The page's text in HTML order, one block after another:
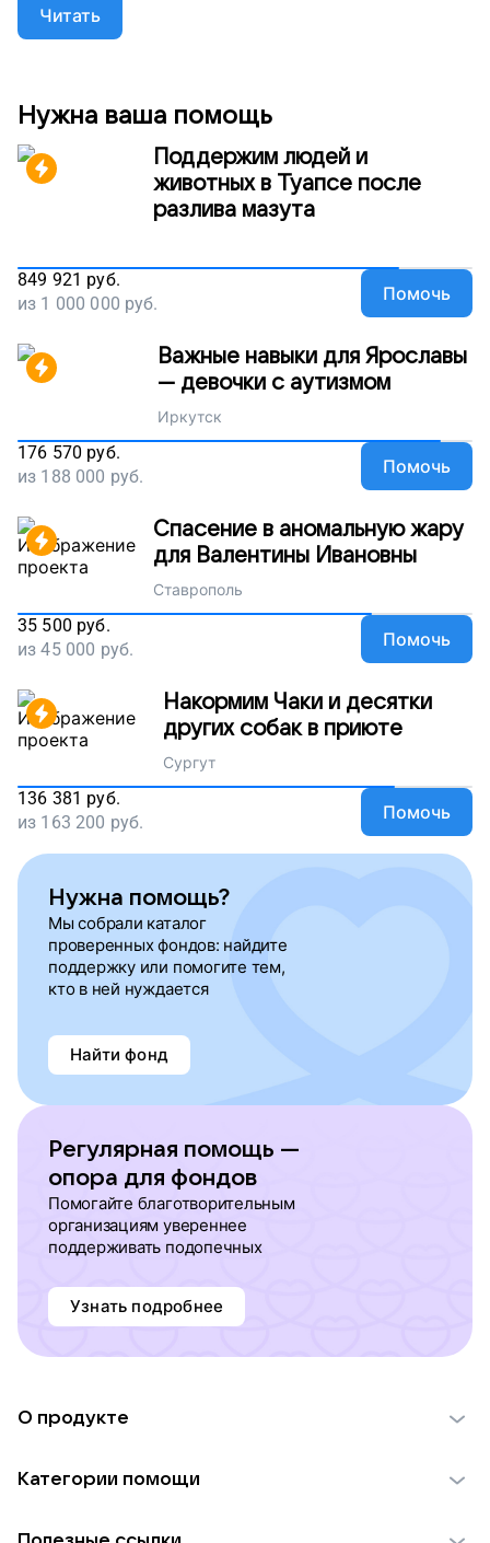
самостоятельной жизни, мы хотим оборудовать
для них полноценное функциональное
продолжается. Поддержите проект. Пусть Влад и
его друзья учатся жить самостоятельно. Пусть
станут счастливыми взрослыми!
Читать
Нужна ваша помощь
Поддержим людей и
животных в Туапсе после
разлива мазута
849 921 руб.
из 1 000 000 руб. Помочь
Важные навыки для Ярославы
— девочки с аутизмом
Иркутск
176 570 руб.
из 188 000 руб. Помочь
Спасение в аномальную жару
для Валентины Ивановны
Ставрополь
35 500 руб.
из45 000 руб. Помочь
Накормим Чаки и десятки
других собак в приюте
Сургут
136 381 руб.
из 163 200 руб. Помочь
Нужна помощь?
Мы собрали каталог
проверенных фондов: найдите
поддержку или помогите тем,
кто в ней нуждается
Найти фонд
Регулярная помощь —
опора для фондов
Помогайте благотворительным
организациям увереннее
поддерживать подопечных
Узнать подробнее
О продукте
Использование материалов
Категории помощи